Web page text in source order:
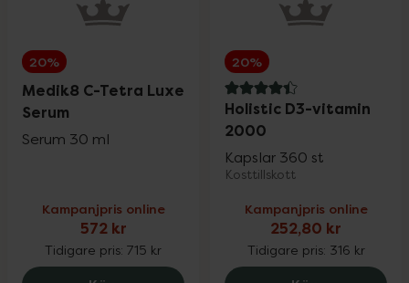
20%
Medik8 C-Tetra Luxe
Serum
Serum 30 ml
Kampanjpris online
572 kr
Tidigare pris: 715 kr
20%
4.4 av 5 i omdöme
Holistic D3-vitamin
2000
Kapslar 360 st
Kosttillskott
Kampanjpris online
252,80 kr
Tidigare pris: 316 kr